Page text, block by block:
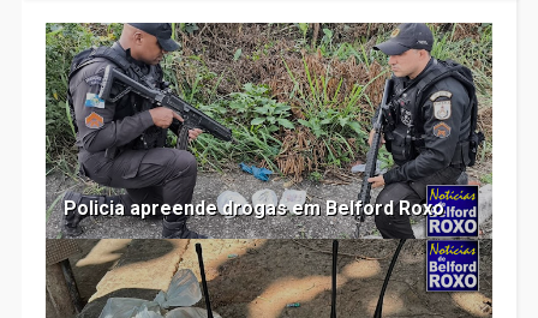
Policia apreende drogas em Belford Roxo